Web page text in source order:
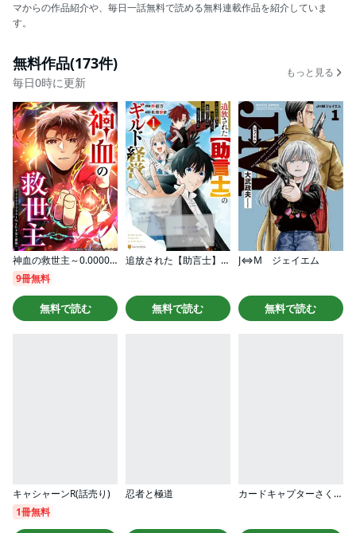
マからの作品紹介や、毎日一話無料で読める無料連載作品を紹介していま
す。
無料作品(173件)
毎日0時に更新
もっと見る
神血の救世主～0.00000001％を引き当て最強へ～【タテヨミ】
9冊無料
無料で読む
追放された【助言士】のギルド経営 不遇素質持ちに助言したら、化物だらけの最強ギルドになってました
無料で読む
J⇔M ジェイエム
無料で読む
キャシャーンR(話売り)
1冊無料
忍者と極道 カードキャプターさくら クリアカード編